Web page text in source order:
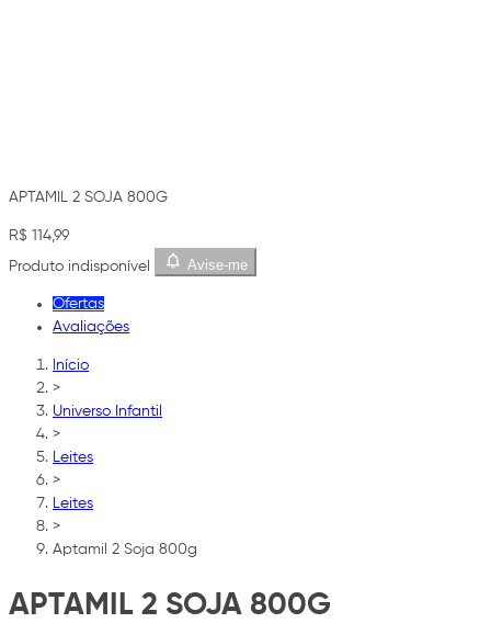
APTAMIL 2 SOJA 800G
R$ 114,99
Produto indisponível
Avise-me
Ofertas
Avaliações
Início
>
Universo Infantil
>
Leites
>
Leites
>
Aptamil 2 Soja 800g
APTAMIL 2 SOJA 800G